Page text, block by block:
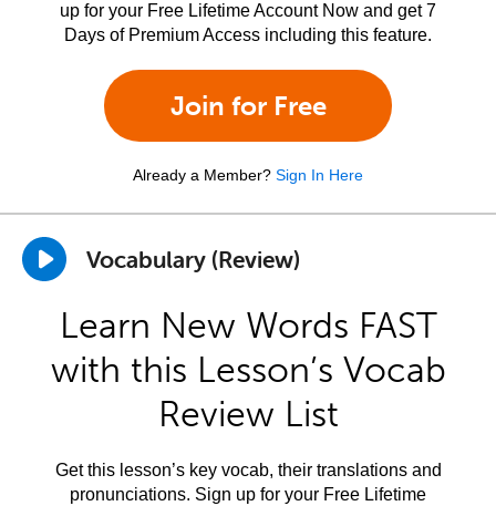
up for your Free Lifetime Account Now and get 7
Days of Premium Access including this feature.
Join for Free
Already a Member? Sign In Here
Vocabulary (Review)
Learn New Words FAST
with this Lesson’s Vocab
Review List
Get this lesson’s key vocab, their translations and
pronunciations. Sign up for your Free Lifetime